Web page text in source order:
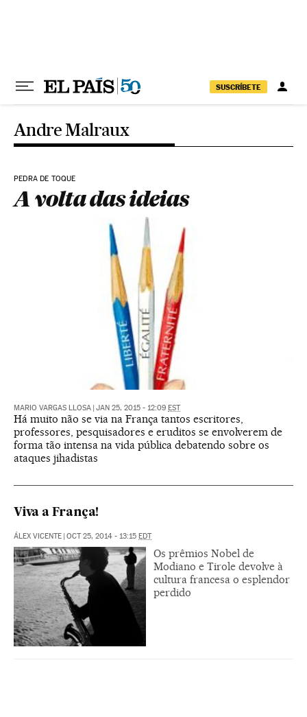
SUSCRÍBETE
Andre Malraux
PEDRA DE TOQUE
A volta das ideias
MARIO VARGAS LLOSA JAN 25, 2015 - 12:09 EST
Há muito não se via na França tantos escritores,
professores, pesquisadores e eruditos se envolverem de
forma tão intensa na vida pública debatendo sobre os
ataques jihadistas
Viva a França!
ÁLEX VICENTE OCT 25, 2014 - 13:15 EDT
Os prêmios Nobel de
Modiano e Tirole devolve à
cultura francesa o esplendor
perdido